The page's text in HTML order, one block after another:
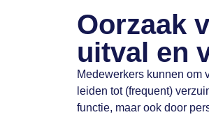
Oorzaak
uitval en
Medewerkers kunnen om
leiden tot (frequent)
functie, maar ook door